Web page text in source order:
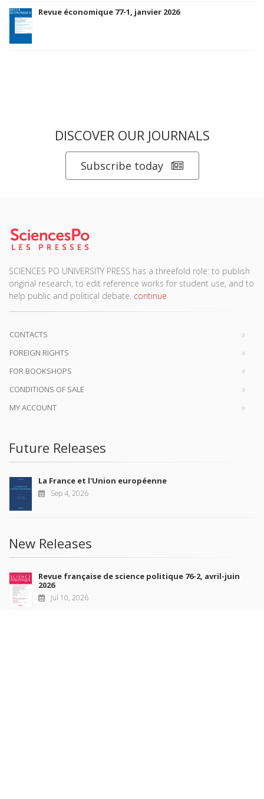
Revue économique 77-1, janvier 2026
DISCOVER OUR JOURNALS
Subscribe today
SCIENCES PO UNIVERSITY PRESS has a threefold role: to publish
original research, to edit reference works for student use, and to
help public and political debate. continue
CONTACTS
FOREIGN RIGHTS
FOR BOOKSHOPS
CONDITIONS OF SALE
MY ACCOUNT
Future Releases
La France et l'Union européenne
Sep 4, 2026
New Releases
Revue française de science politique 76-2, avril-juin
2026
Jul 10, 2026